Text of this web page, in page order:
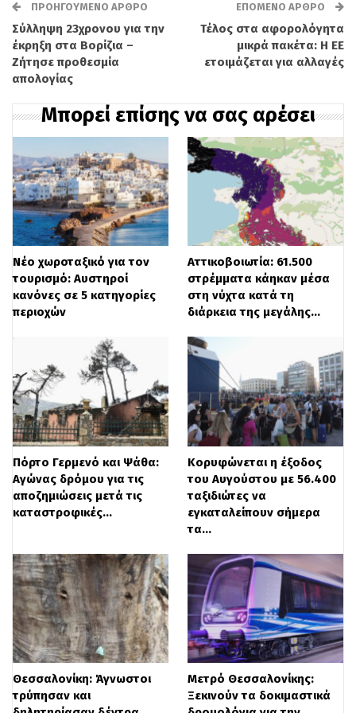
@angie.loupescou
Αυτό και πολλά άλλα
ενδιαφέροντα βίντεο μπορείτε
να βρείτε στο κανάλι μου στο
YouTube. ψυχολογία
ενσυναίσθηση Διαίσθηση
πνευματικότητα αυτογνωσία
ελληνικαβίντεο οδηγόςζωής
θεραπεία υπνοθεραπεία όνειρα
γυναικείαενδυνάμωση ενέργεια
συνείδηση dreamwork
πνευματικήαφύπνιση
αυτοανάπτυξη ψυχικήυγεία
ταξίδιθεραπείας
greekspirituality greektiktok
angieloupescou
♬ πρωτότυπος ήχος – Angie
Loupescou – Angie Loupescou
«Του παιδιού αυτού του άρεσε η
ταχύτητα» συνέχισε η ίδια με τον Πάνο
Ρούτσι να σχολιάζει «πολύ» και την
υπνοθεραπεύτρια να συνεχίζει «αν δεν
ΠΡΟΗΓΟΎΜΕΝΟ ΆΡΘΡΟ
Σύλληψη 23χρονου για την
έκρηξη στα Βορίζια –
Ζήτησε προθεσμία
απολογίας
ΕΠΌΜΕΝΟ ΆΡΘΡΟ
Τέλος στα αφορολόγητα
μικρά πακέτα: Η ΕΕ
ετοιμάζεται για αλλαγές
Μπορεί επίσης να σας αρέσει
Νέο χωροταξικό για τον
τουρισμό: Αυστηροί
κανόνες σε 5 κατηγορίες
περιοχών
Αττικοβοιωτία: 61.500
στρέμματα κάηκαν μέσα
στη νύχτα κατά τη
διάρκεια της μεγάλης…
Πόρτο Γερμενό και Ψάθα:
Αγώνας δρόμου για τις
αποζημιώσεις μετά τις
καταστροφικές…
Κορυφώνεται η έξοδος
του Αυγούστου με 56.400
ταξιδιώτες να
εγκαταλείπουν σήμερα
τα…
Θεσσαλονίκη: Άγνωστοι
τρύπησαν και
Μετρό Θεσσαλονίκης:
Ξεκινούν τα δοκιμαστικά